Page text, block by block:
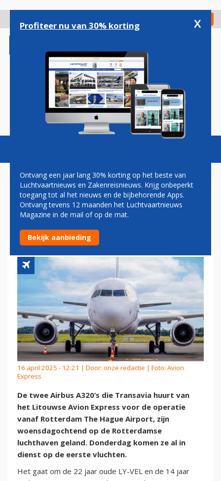
gaan
Check in
Magazine Podcasts Vacatures
DOOR TRANSAVIA GEHUURDE
A320'S AANGEKOMEN OP
ROTTERDAM AIRPORT
16 april 2025 - 12:21 | Door: onze redactie | Foto: Avion
Express
De twee Airbus A320’s die Transavia huurt van
het Litouwse Avion Express voor de operatie
vanaf Rotterdam The Hague Airport, zijn
woensdagochtend op de Rotterdamse
luchthaven geland. Donderdag komen ze al in
dienst op de eerste vluchten.
Het gaat om de 22 jaar oude LY-VEL en de 14 jaar
Profiteer nu van 30% korting x
Ontvang een jaar lang 30% korting op het beste van
Luchtvaartnieuws en Zakenreisnieuws. Krijg onbeperkt
toegang tot al het nieuws en de bijbehorende Apps.
Ontvang tevens 12 maanden het Luchtvaartnieuws
Magazine in de mail of op de mat.
Bekijk aanbieding